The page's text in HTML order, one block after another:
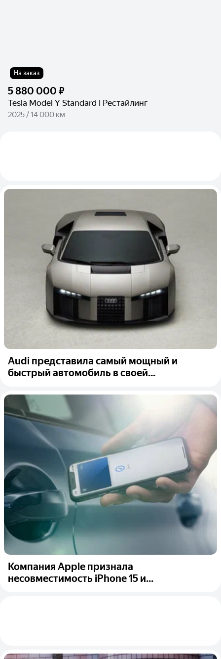
На заказ
5 880 000 ₽
Tesla Model Y Standard I Рестайлинг
2025 / 14 000 км
Audi представила самый мощный и
быстрый автомобиль в своей...
Компания Apple признала
несовместимость iPhone 15 и...